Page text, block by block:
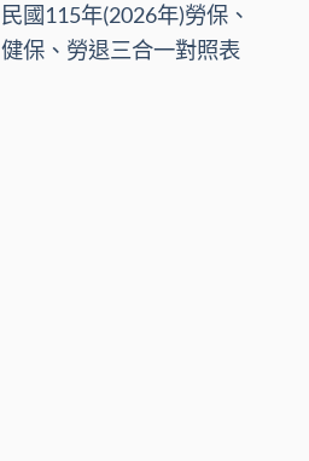
民國115年(2026年)勞保、
健保、勞退三合一對照表